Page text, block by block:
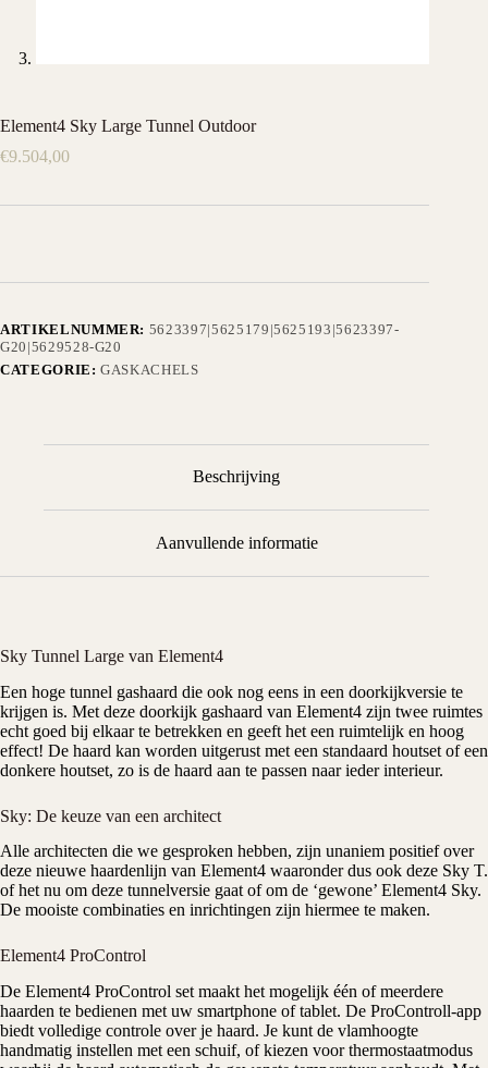
Element4 Sky Large Tunnel Outdoor
€9.504,00
ARTIKELNUMMER: 5623397|5625179|5625193|5623397-
G20|5629528-G20
CATEGORIE:GASKACHELS
Beschrijving
Aanvullende informatie
Sky Tunnel Large van Element4
Een hoge tunnel gashaard die ook nog eens in een doorkijkversie te
krijgen is. Met deze doorkijk gashaard van Element4 zijn twee ruimtes
echt goed bij elkaar te betrekken en geeft het een ruimtelijk en hoog
effect! De haard kan worden uitgerust met een standaard houtset of een
donkere houtset, zo is de haard aan te passen naar ieder interieur.
Sky: De keuze van een architect
Alle architecten die we gesproken hebben, zijn unaniem positief over
deze nieuwe haardenlijn van Element4 waaronder dus ook deze Sky T.
of het nu om deze tunnelversie gaat of om de ‘gewone’ Element4 Sky.
De mooiste combinaties en inrichtingen zijn hiermee te maken.
Element4 ProControl
De Element4 ProControl set maakt het mogelijk één of meerdere
haarden te bedienen met uw smartphone of tablet. De ProControll-app
biedt volledige controle over je haard. Je kunt de vlamhoogte
handmatig instellen met een schuif, of kiezen voor thermostaatmodus